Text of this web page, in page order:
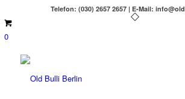
Telefon: (030) 2657 2657 | E-Mail:
0